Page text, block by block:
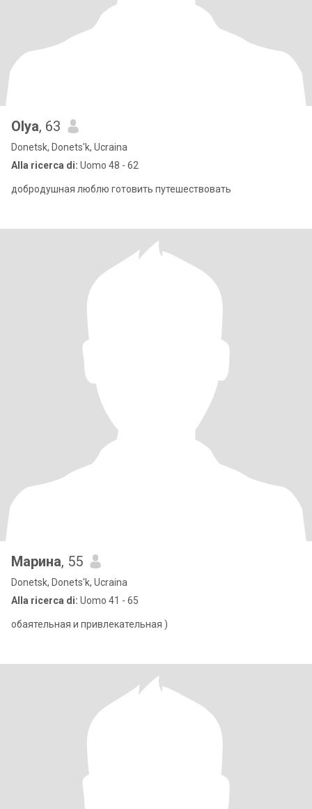
Olya, 63
Donetsk, Donets'k, Ucraina
Alla ricerca di: Uomo 48 - 62
добродушная люблю готовить путешествовать
Марина, 55
Donetsk, Donets'k, Ucraina
Alla ricerca di: Uomo 41 - 65
обаятельная и привлекательная )